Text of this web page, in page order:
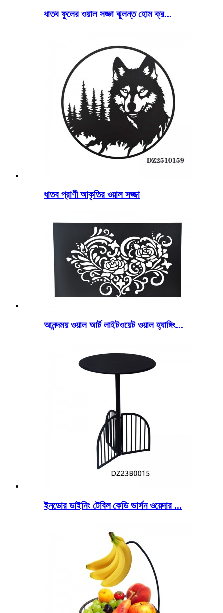
ধাতব ফুলের ওয়াল সজ্জা ঝুলন্ত হোম ক্র...
ধাতব প্রাণী আকৃতির ওয়াল সজ্জা
আনন্দময় ওয়াল আর্ট লাইটওয়েট ওয়াল হ্যাঙ্গিং...
ইনডোর ডাইনিং টেবিল কেডি ভার্সন ওয়েদার ...